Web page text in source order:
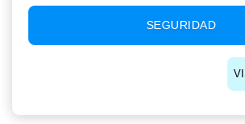
SEGURIDAD